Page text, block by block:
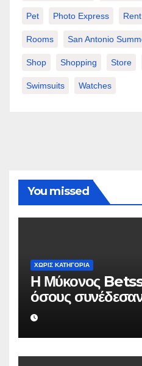
Pet Photo Express Rent
Rooms San Antonio
Shop Shopping Store
Swimsuits Watches
You missed
ΧΩΡΊΣ ΚΑΤΗΓΟΡΊΑ
Η Μύκονος
όσους
με την ιστορική